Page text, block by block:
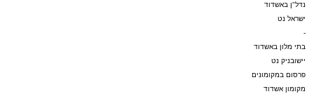
נדל"ן באשדוד
ישראל נט
-
בתי מלון באשדוד
יישובניק נט
פרסום במקומונים
מקומון אשדוד